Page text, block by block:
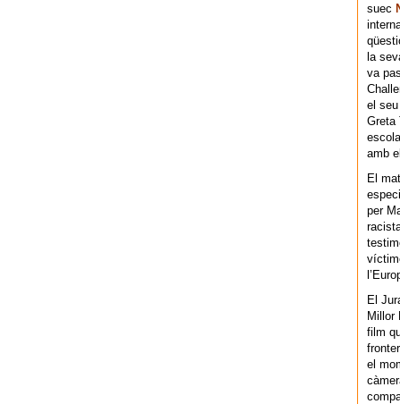
suec
la
va
el
Greta
amb
El
per
El
Millor
film
el